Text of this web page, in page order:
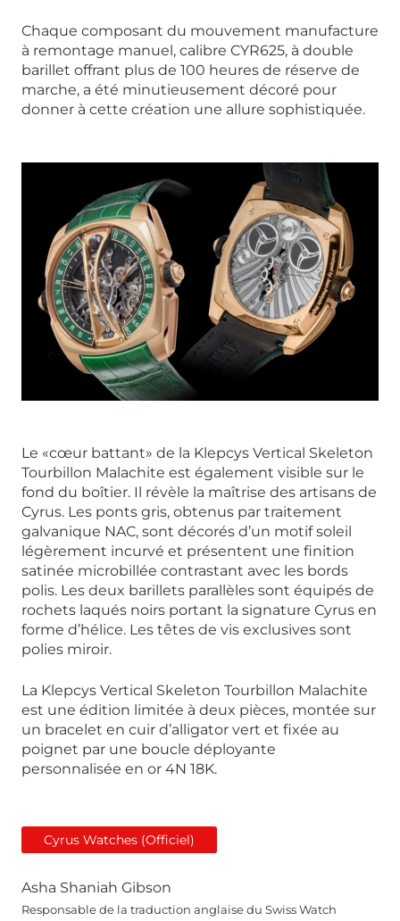
Chaque composant du mouvement manufacture
à remontage manuel, calibre CYR625, à double
barillet offrant plus de 100 heures de réserve de
marche, a été minutieusement décoré pour
donner à cette création une allure sophistiquée.
Le «cœur battant» de la Klepcys Vertical Skeleton
Tourbillon Malachite est également visible sur le
fond du boîtier. Il révèle la maîtrise des artisans de
Cyrus. Les ponts gris, obtenus par traitement
galvanique NAC, sont décorés d’un motif soleil
légèrement incurvé et présentent une finition
satinée microbillée contrastant avec les bords
polis. Les deux barillets parallèles sont équipés de
rochets laqués noirs portant la signature Cyrus en
forme d’hélice. Les têtes de vis exclusives sont
polies miroir.
La Klepcys Vertical Skeleton Tourbillon Malachite
est une édition limitée à deux pièces, montée sur
un bracelet en cuir d’alligator vert et fixée au
poignet par une boucle déployante
personnalisée en or 4N 18K.
Cyrus Watches (Officiel)
Asha Shaniah Gibson
Responsable de la traduction anglaise du Swiss Watch